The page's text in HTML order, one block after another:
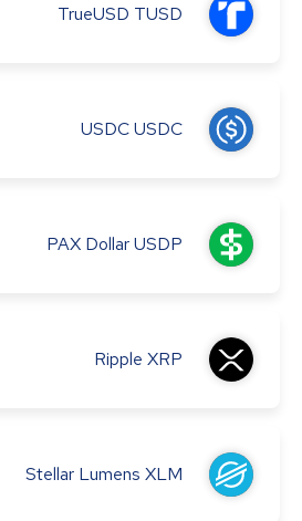
TrueUSD TUSD
USDCUSDC
PAX DollarUSDP
Ripple XRP
Stellar Lumens XLM